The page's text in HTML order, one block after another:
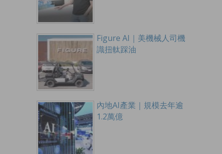
Figure AI｜美機械人司機
識扭軚踩油
內地AI產業｜規模去年逾
1.2萬億